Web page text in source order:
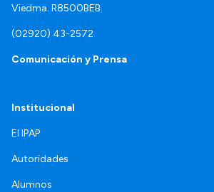
Viedma. R8500BEB.
(02920) 43-2572
Comunicación y Prensa
Institucional
El IPAP
Autoridades
Alumnos